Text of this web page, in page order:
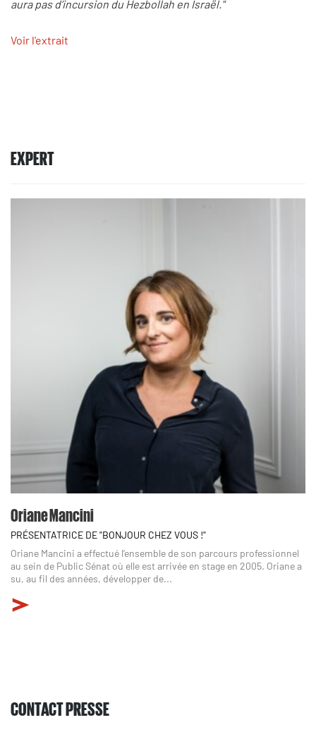
aura pas d’incursion du Hezbollah en Israël."
Voir l'extrait
EXPERT
Oriane Mancini
PRÉSENTATRICE DE "BONJOUR CHEZ VOUS !"
Oriane Mancini a effectué l’ensemble de son parcours professionnel
au sein de Public Sénat où elle est arrivée en stage en 2005. Oriane a
su, au fil des années, développer de...
CONTACT PRESSE